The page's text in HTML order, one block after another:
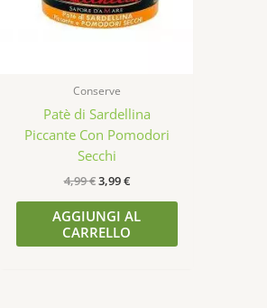
Conserve
Patè di Sardellina
Piccante Con Pomodori
Secchi
4,99€3,99€
AGGIUNGI AL
CARRELLO